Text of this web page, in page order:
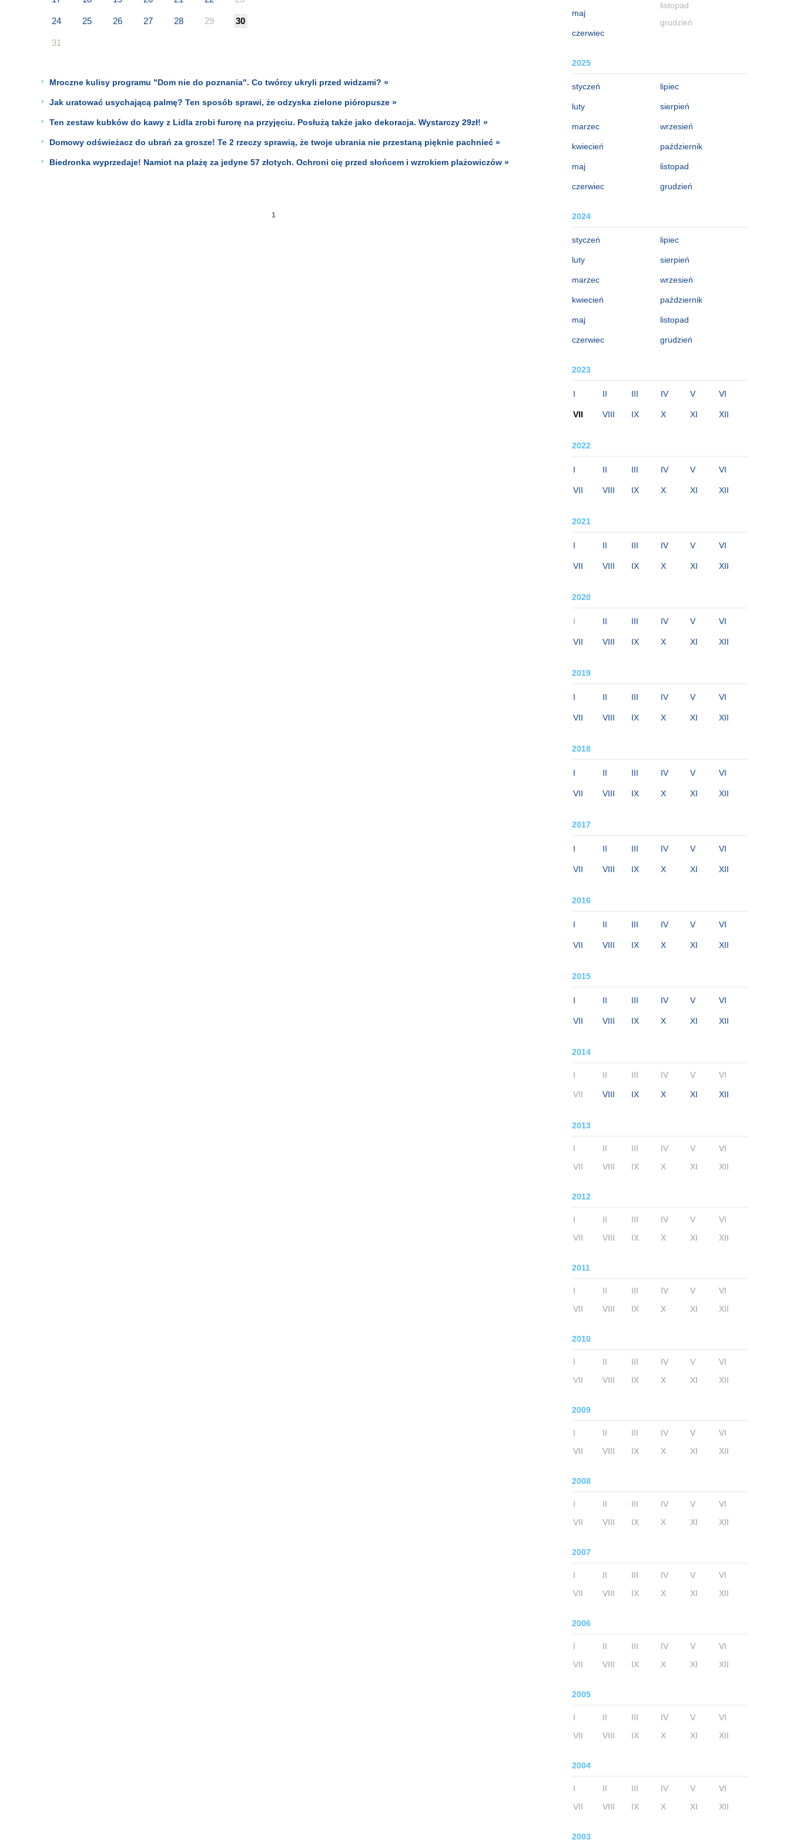
maj
czerwiec
listopad
grudzień
2025
styczeń
luty
marzec
kwiecień
maj
czerwiec
lipiec
sierpień
wrzesień
październik
listopad
grudzień
2024
styczeń
luty
marzec
kwiecień
maj
czerwiec
lipiec
sierpień
wrzesień
październik
listopad
grudzień
2023
I II III IV V VI
VII VIII IX X XI XII
2022
I II III IV V VI
VII VIII IX X XI XII
2021
I II III IV V VI
VII VIII IX X XI XII
2020
I II III IV V VI
VII VIII IX X XI XII
2019
I II III IV V VI
VII VIII IX X XI XII
2018
I II III IV V VI
VII VIII IX X XI XII
2017
I II III IV V VI
VII VIII IX X XI XII
2016
I II III IV V VI
VII VIII IX X XI XII
2015
I II III IV V VI
VII VIII IX X XI XII
2014
I II III IV V VI
VII VIII IX X XI XII
2013
I II III IV V
VI
VII
VIII IX X XI XII
2012
I II III IV V
VI
VII
VIII IX X XI XII
2011
I II III IV V
VI
VII
VIII IX X XI XII
2010
I II III IV V
VI
VII
VIII IX X XI XII
2009
I II III IV V
VI
VII
VIII IX X XI XII
2008
I II III IV V
VI
VII
VIII IX X XI XII
2007
I II III IV V
VI
VII
VIII IX X XI XII
2006
I II III IV V
VI
VII
VIII IX X XI XII
2005
I II III IV V
VI
VII
VIII IX X XI XII
2004
I II III IV V
VI
VII
VIII IX X XI XII
2003
24 25 26 27 28 29 30
31
Mroczne kulisy programu "Dom nie do poznania". Co twórcy ukryli przed widzami? »
Jak uratować usychającą palmę? Ten sposób sprawi, że odzyska zielone pióropusze »
Ten zestaw kubków do kawy z Lidla zrobi furorę na przyjęciu. Posłużą także jako dekoracja. Wystarczy 29zł! »
Domowy odświeżacz do ubrań za grosze! Te 2 rzeczy sprawią, że twoje ubrania nie przestaną pięknie pachnieć »
Biedronka wyprzedaje! Namiot na plażę za jedyne 57 złotych. Ochroni cię przed słońcem i wzrokiem plażowiczów »
1